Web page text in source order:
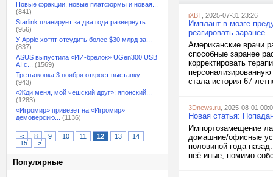
Новые фракции, новые платформы и новая...
(841)
Starlink планирует за два года развернуть...
(956)
У Apple хотят отсудить более $30 млрд за...
(837)
ASUS выпустила «ИИ-брелок» UGen300 USB
AI с...
(1569)
Третьяковка 3 ноября откроет выставку...
(943)
«Жди меня, мой чешский друг»: японский...
(1283)
«Игромир» привезёт на «Игромир»
демоверсию...
(1136)
< 8 9 10 11 12 13
14
15
>
Популярные
iXBT, 2025-07-31 23:26
Имплант в мозге
реагировать заранее
Американские врачи
способные заранее
корректировать
стала история 67-
3Dnews.ru , 2025-08-01
Новая статья:
Импортозамещение
домашние/офисные
половиной года
неё иные, помимо